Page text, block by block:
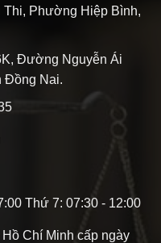
Phường Hiệp Bình,
Đường Nguyễn Ái
Đồng Nai.
Thứ 7: 07:30 - 12:00
Chí Minh cấp ngày